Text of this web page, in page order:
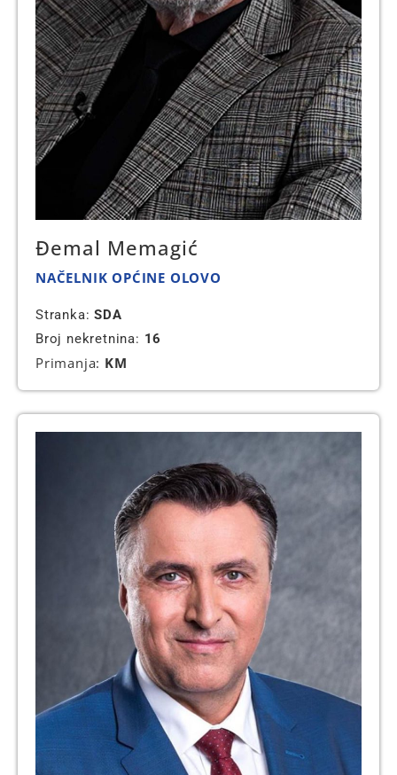
Đemal Memagić
NAČELNIK OPĆINE OLOVO
Stranka:SDA
Broj nekretnina: 16
Primanja: KM